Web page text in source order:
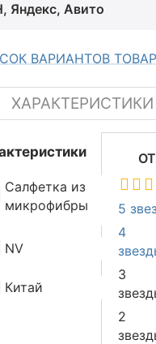
Яндекс, Авито
ВАРИАНТОВ
ХАРАКТЕРИСТИКИ
Салфетка из
микрофибры
NV
Китай
5
4
3
2